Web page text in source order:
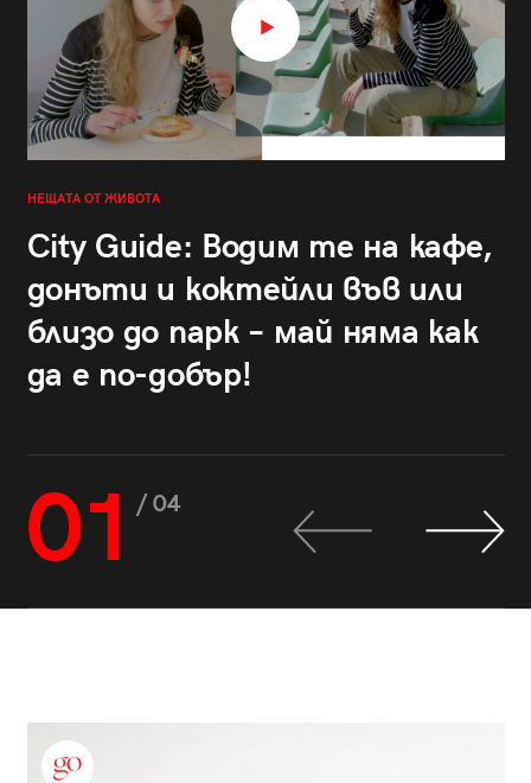
НЕЩАТА ОТ ЖИВОТА
City Guide: Водим те на кафе,
донъти и коктейли във или
близо до парк – май няма как
да е по-добър!
01 / 04